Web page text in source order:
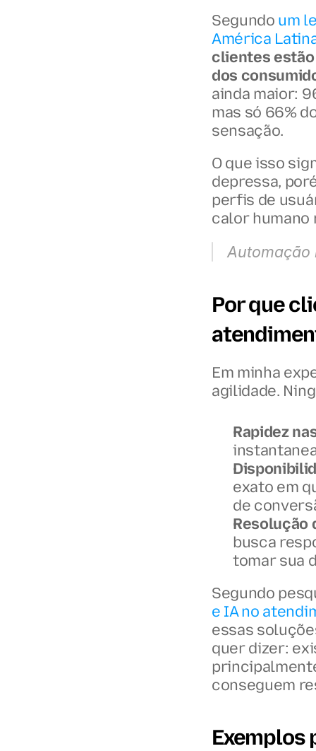
Segundo um
América
clientes estão
dos
ainda maior:
mas só 66%
sensação.
O que isso
depressa,
perfis de
calor humano
Automação
Por que
Em minha
agilidade.
Rapidez
exato em
de
Resolução
busca
tomar sua
Segundo
e IA no
essas
quer dizer:
conseguem
Exemplos